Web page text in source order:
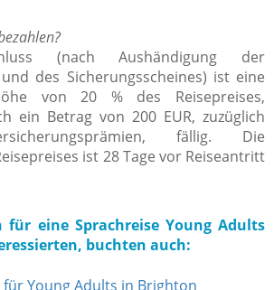
(nach Aushändigung der
des Sicherungsscheines) ist eine
von 20 % des Reisepreises,
ein Betrag von 200 EUR, zuzüglich
fällig. Die
ist 28 Tage vor Reiseantritt
für eine Sprachreise Young Adults
buchten auch:
Young Adults in Brighton